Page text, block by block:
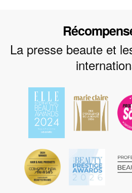
La presse beaute et